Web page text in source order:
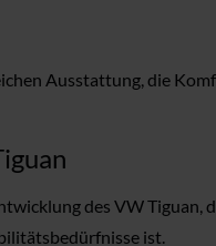
Ausstattung, die
des VW
ist.